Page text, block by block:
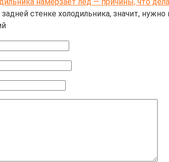
стенке холодильника, значит,